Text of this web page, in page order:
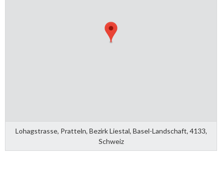
Lohagstrasse, Pratteln, Bezirk Liestal, Basel-Landschaft, 4133,
Schweiz